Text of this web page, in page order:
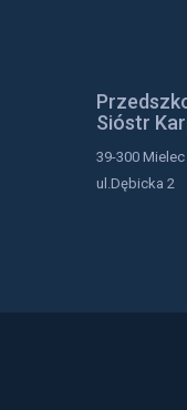
Sióstr
39-300 Mielec
ul.Dębicka 2